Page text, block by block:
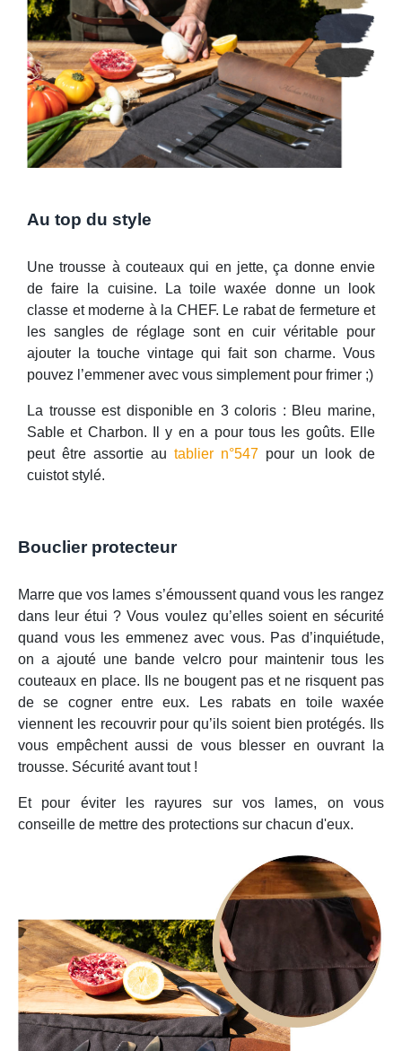
Au top du style
Une trousse à couteaux qui en jette, ça donne envie
de faire la cuisine. La toile waxée donne un look
classe et moderne à la CHEF. Le rabat de fermeture et
les sangles de réglage sont en cuir véritable pour
ajouter la touche vintage qui fait son charme. Vous
pouvez l’emmener avec vous simplement pour frimer ;)
La trousse est disponible en 3 coloris : Bleu marine,
Sable et Charbon. Il y en a pour tous les goûts. Elle
peut être assortie au tablier n°547 pour un look de
cuistot stylé.
Bouclier protecteur
Marre que vos lames s’émoussent quand vous les rangez
dans leur étui ? Vous voulez qu’elles soient en sécurité
quand vous les emmenez avec vous. Pas d’inquiétude,
on a ajouté une bande velcro pour maintenir tous les
couteaux en place. Ils ne bougent pas et ne risquent pas
de se cogner entre eux. Les rabats en toile waxée
viennent les recouvrir pour qu’ils soient bien protégés. Ils
vous empêchent aussi de vous blesser en ouvrant la
trousse. Sécurité avant tout !
Et pour éviter les rayures sur vos lames, on vous
conseille de mettre des protections sur chacun d'eux.